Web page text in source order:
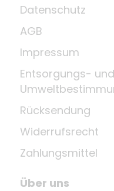
Datenschutz
AGB
Impressum
Entsorgungs- und
Rücksendung
Widerrufsrecht
Zahlungsmittel
Über uns